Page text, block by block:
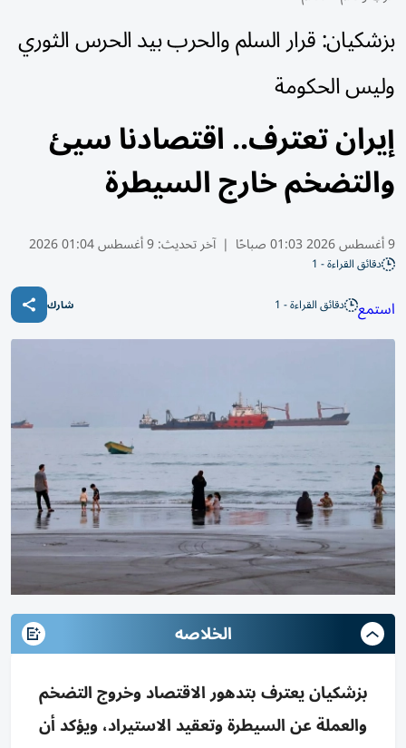
بزشكيان: قرار السلم والحرب بيد الحرس الثوري
وليس الحكومة
إيران تعترف.. اقتصادنا سيئ
والتضخم خارج السيطرة
9 أغسطس 2026 01:03 صباحًا | آخر تحديث:9 أغسطس 01:04 2026
دقائق القراءة - 1
استمع دقائق القراءة - 1 شارك
الخلاصه
بزشكيان يعترف بتدهور الاقتصاد وخروج التضخم
والعملة عن السيطرة وتعقيد الاستيراد، ويؤكد أن